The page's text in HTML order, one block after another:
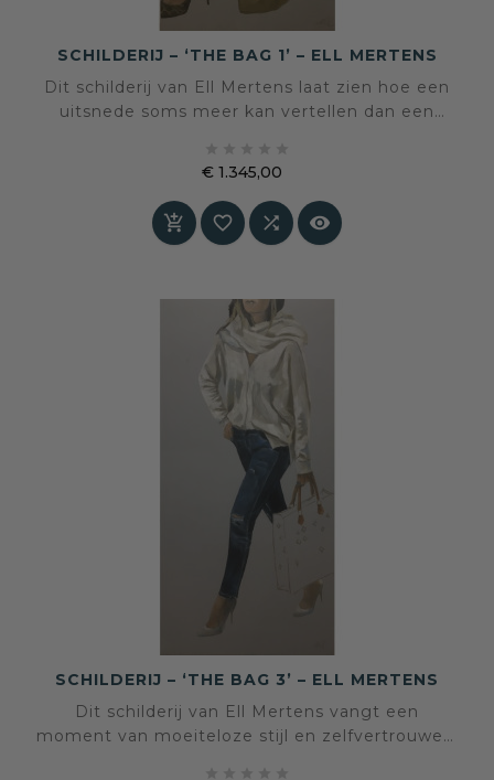
SCHILDERIJ – ‘THE BAG 1’ – ELL MERTENS
Dit schilderij van Ell Mertens laat zien hoe een
uitsnede soms meer kan vertellen dan een
vormen samen een beeld vol stijl, beweging en
persoonlijke verbeelding.
€ 1.345,00
   
SCHILDERIJ – ‘THE BAG 3’ – ELL MERTENS
Dit schilderij van Ell Mertens vangt een
moment van moeiteloze stijl en zelfvertrouwen.